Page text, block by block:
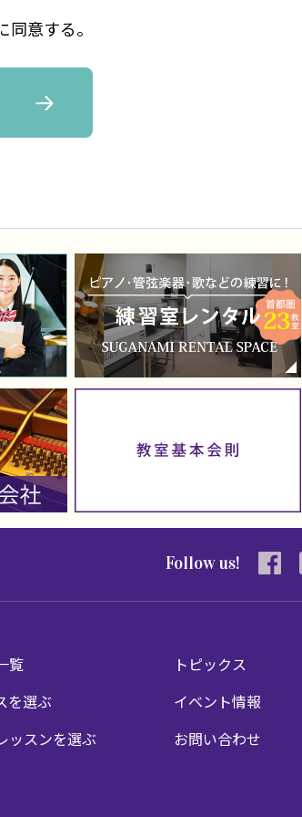
同意する。
Follow us!
覧
を選ぶ
ッスンを選ぶ
トピックス
イベント情報
お問い合わせ